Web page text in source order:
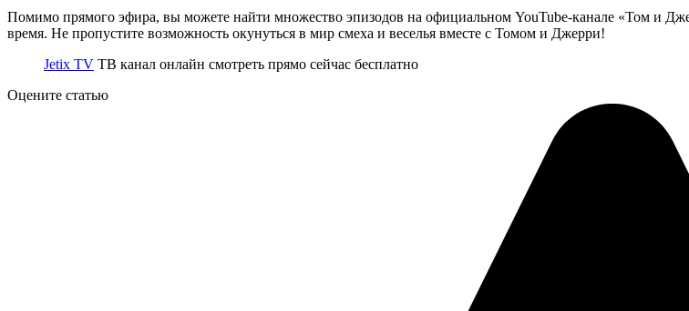
Помимо прямого эфира, вы можете найти множество эпизодов на официальном YouTube-канале «Том и
время. Не пропустите возможность окунуться в мир смеха и веселья вместе с Томом и Джерри!
Jetix TV ТВ канал онлайн смотреть прямо сейчас бесплатно
Оцените статью